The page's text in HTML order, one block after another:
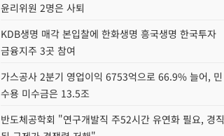
윤리위원 2명은 사퇴
KDB생명 매각 본입찰에 한화생명 흥국생명 한국투자
금융지주 3곳 참여
가스공사 2분기 영업이익 6753억으로 66.9% 늘어, 민
수용 미수금은 13.5조
반도체공학회 "연구개발직 주52시간 유연화 필요, 경직